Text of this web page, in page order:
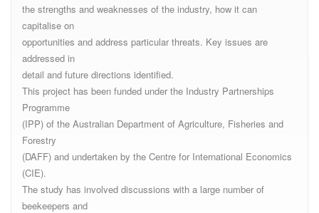
the strengths and weaknesses of the industry, how it can
capitalise on
opportunities and address particular threats. Key issues are
addressed in
detail and future directions identified.
This project has been funded under the Industry Partnerships
Programme
(IPP) of the Australian Department of Agriculture, Fisheries and
Forestry
(DAFF) and undertaken by the Centre for International Economics
(CIE).
The study has involved discussions with a large number of
beekeepers and